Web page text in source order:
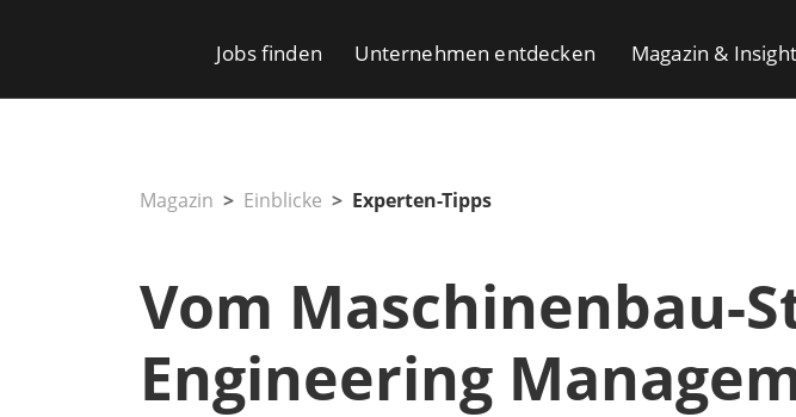
Jobs finden Unternehmen entdecken Magazin &
Magazin Einblicke Experten-Tipps
Vom Maschinenbau-
Engineering